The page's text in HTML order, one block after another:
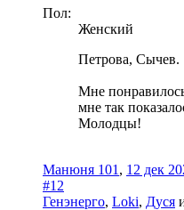
Пол:
Женский
Петрова, Сычев.
Мне
мне так
Молодцы!
Манюня 101 , 12 дек
#12
Генэнерго, Loki, Дуся